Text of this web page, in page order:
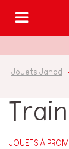
Jouets Janod
JOUETS À